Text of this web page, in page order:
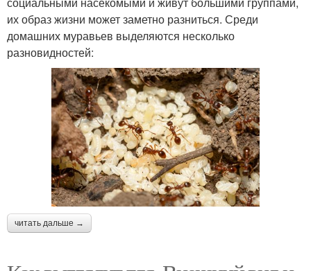
их образ жизни может заметно разниться. Среди
домашних муравьев выделяются несколько
разновидностей:
читать дальше →